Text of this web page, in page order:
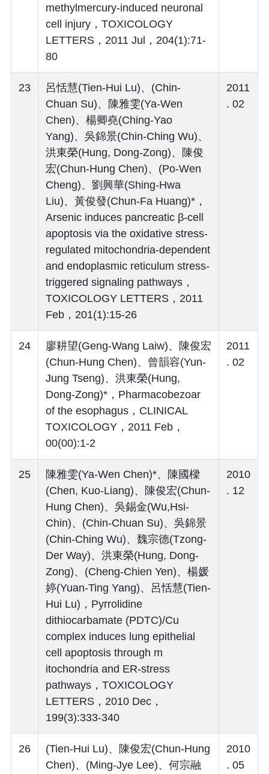
methylmercury-induced neuronal
cell injury，TOXICOLOGY
LETTERS，2011 Jul，204(1):71-
80
23
呂恬慧(Tien-Hui Lu)、(Chin-
Chuan Su)、陳雅雯(Ya-Wen
Chen)、楊卿堯(Ching-Yao
Yang)、吳錦景(Chin-Ching Wu)、
洪東榮(Hung, Dong-Zong)、陳俊
宏(Chun-Hung Chen)、(Po-Wen
Cheng)、劉興華(Shing-Hwa
Liu)、黃俊發(Chun-Fa Huang)*，
Arsenic induces pancreatic β-cell
apoptosis via the oxidative stress-
regulated mitochondria-dependent
and endoplasmic reticulum stress-
triggered signaling pathways，
TOXICOLOGY LETTERS，2011
Feb，201(1):15-26
2011
. 02
24
廖耕望(Geng-Wang Laiw)、陳俊宏
(Chun-Hung Chen)、曾韻容(Yun-
Jung Tseng)、洪東榮(Hung,
Dong-Zong)*，Pharmacobezoar
of the esophagus，CLINICAL
TOXICOLOGY，2011 Feb，
00(00):1-2
2011
. 02
25
陳雅雯(Ya-Wen Chen)*、陳國樑
(Chen, Kuo-Liang)、陳俊宏(Chun-
Hung Chen)、吳錫金(Wu,Hsi-
Chin)、(Chin-Chuan Su)、吳錦景
(Chin-Ching Wu)、魏宗德(Tzong-
Der Way)、洪東榮(Hung, Dong-
Zong)、(Cheng-Chien Yen)、楊媛
婷(Yuan-Ting Yang)、呂恬慧(Tien-
Hui Lu)，Pyrrolidine
dithiocarbamate (PDTC)/Cu
complex induces lung epithelial
cell apoptosis through m
itochondria and ER-stress
pathways，TOXICOLOGY
LETTERS，2010 Dec，
199(3):333-340
2010
. 12
26
(Tien-Hui Lu)、陳俊宏(Chun-Hung
Chen)、(Ming-Jye Lee)、何宗融
2010
. 05